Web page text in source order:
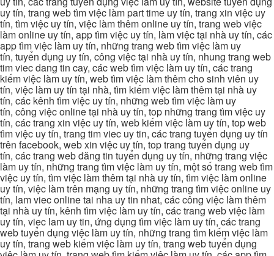
uy tín, trang web tìm việc làm part time uy tín, trang xin việc uy
tín, tìm việc uy tín, việc làm thêm online uy tín, trang web việc
làm online uy tín, app tìm việc uy tín, làm việc tại nhà uy tín, các
app tìm việc làm uy tín, những trang web tìm việc làm uy
tín, tuyển dụng uy tín, công việc tại nhà uy tín, nhung trang web
tim viec dang tin cay, các web tìm việc làm uy tín, các trang
kiếm việc làm uy tín, web tìm việc làm thêm cho sinh viên uy
tín, việc làm uy tín tại nhà, tìm kiếm việc làm thêm tại nhà uy
tín, các kênh tìm việc uy tín, những web tìm việc làm uy
tín, công việc online tại nhà uy tín, top những trang tìm việc uy
tín, các trang xin việc uy tín, web kiếm việc làm uy tín, top web
tìm việc uy tín, trang tim viec uy tin, các trang tuyển dụng uy tín
trên facebook, web xin việc uy tín, top trang tuyển dụng uy
tín, các trang web đăng tin tuyển dụng uy tín, những trang việc
làm uy tín, những trang tìm việc làm uy tín, một số trang web tìm
việc uy tín, tìm việc làm thêm tại nhà uy tín, tìm việc làm online
uy tín, việc làm trên mạng uy tín, những trang tìm việc online uy
tín, lam viec online tai nha uy tin nhat, các công việc làm thêm
tại nhà uy tín, kênh tìm việc làm uy tín, các trang web việc làm
uy tín, viec lam uy tin, ứng dụng tìm việc làm uy tín, các trang
web tuyển dụng việc làm uy tín, những trang tìm kiếm việc làm
uy tín, trang web kiếm việc làm uy tín, trang web tuyển dụng